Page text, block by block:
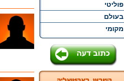
פוליטי
בעולם
מקומי